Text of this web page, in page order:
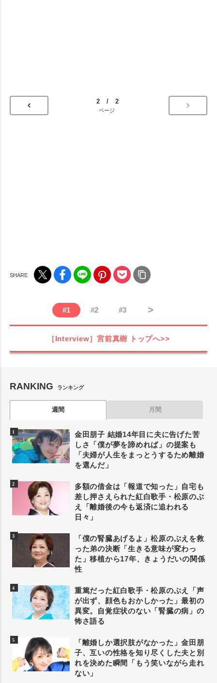
2 / 2
ページ
#1 #2 #3 >
［Interview］宮前真樹 トップへ>>
RANKING ランキング
週間 月間
金田朋子 結婚14年目に夫に告げた苦
しさ「僕が夢を諦めれば」の提案も
「夫婦が人生をまっとうするため離婚
を選んだ」
多額の借金は「報道で知った」自宅も
差し押さえられた紅白歌手・松原のぶ
え「離婚後の今も返済に追われる
日々」
「僕の腎臓あげるよ」松原のぶえを救
った弟の決断「生きる意味が変わっ
た」移植から17年、きょうだいの関係
性
重篤だった紅白歌手・松原のぶえ「声
が出ず、顔色もおかしかった」最初の
異変。自覚症状のない「腎臓の病」の
怖さ語る
「離婚しか選択肢がなかった」金田朋
子、互いの性格を知り尽くした夫と別
れを決めた瞬間「もう笑いながら走れ
ない」